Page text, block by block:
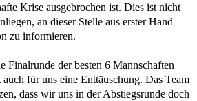
Krise ausgebrochen ist. Dies ist nicht
an dieser Stelle aus erster Hand
zu informieren.
Finalrunde der besten 6 Mannschaften
für uns eine Enttäuschung. Das Team
dass wir uns in der Abstiegsrunde doch